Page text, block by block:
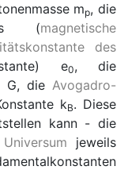
mp, die
(magnetische
des
e0, die
G, die Avogadro-
kB. Diese
kann - die
Universum jeweils